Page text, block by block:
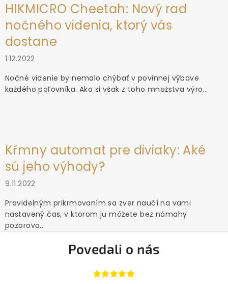
HIKMICRO Cheetah: Nový rad
nočného videnia, ktorý vás
dostane
1.12.2022
Nočné videnie by nemalo chýbať v povinnej výbave
každého poľovníka. Ako si však z toho množstva výro...
Kŕmny automat pre diviaky: Aké
sú jeho výhody?
9.11.2022
Pravidelným prikrmovaním sa zver naučí na vami
nastavený čas, v ktorom ju môžete bez námahy
pozorova...
Povedali o nás